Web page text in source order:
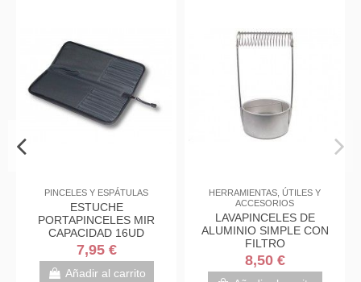
PINCELES Y ESPÁTULAS
ESTUCHE
PORTAPINCELES MIR
CAPACIDAD 16UD
Añadir al carrito
HERRAMIENTAS,
ACCESORIOS
LAVAPINCELES
ALUMINIO SIMPLE